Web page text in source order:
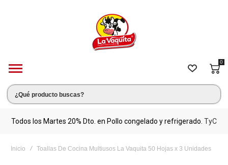
0
Todos los Martes 20% Dto. en Pollo congelado y refrigerado. TyC
Inicio Toallas De Cocina Multiusos La Vaquita 50 Hojas x 3 Unidades